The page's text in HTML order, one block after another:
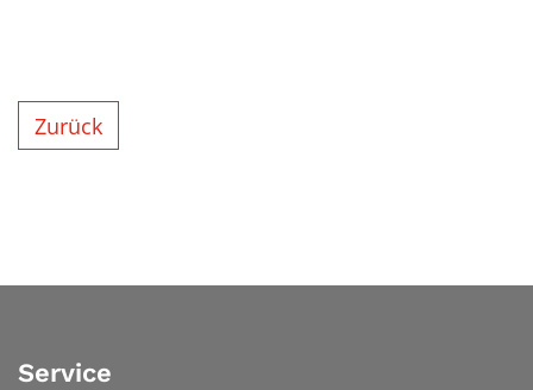
Zurück
Service